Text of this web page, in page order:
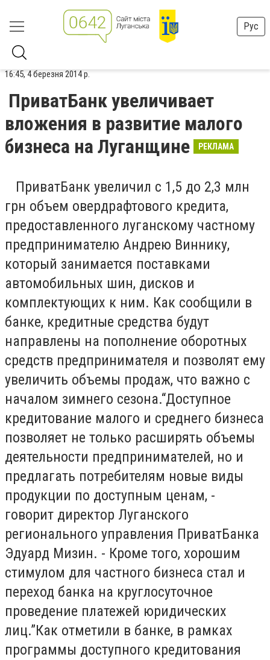
Рус
16:45, 4 березня 2014 р.
ПриватБанк увеличивает
вложения в развитие малого
бизнеса на Луганщине
РЕКЛАМА
ПриватБанк увеличил с 1,5 до 2,3 млн
грн объем овердрафтового кредита,
предоставленного луганскому частному
предпринимателю Андрею Виннику,
который занимается поставками
автомобильных шин, дисков и
комплектующих к ним. Как сообщили в
банке, кредитные средства будут
направлены на пополнение оборотных
средств предпринимателя и позволят ему
увеличить объемы продаж, что важно с
началом зимнего сезона.“Доступное
кредитование малого и среднего бизнеса
позволяет не только расширять объемы
деятельности предпринимателей, но и
предлагать потребителям новые виды
продукции по доступным ценам, -
говорит директор Луганского
регионального управления ПриватБанка
Эдуард Мизин. - Кроме того, хорошим
стимулом для частного бизнеса стал и
переход банка на круглосуточное
проведение платежей юридических
лиц.”Как отметили в банке, в рамках
программы доступного кредитования